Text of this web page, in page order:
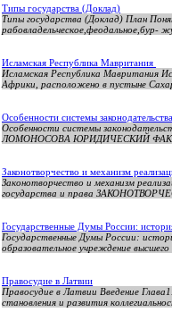
Типы государства (Доклад)
Типы государства (Доклад) План
рабовладельческое,феодальное,бур-
Исламская Республика Мавритания
Исламская Республика Мавритания
Африки, расположено в пустыне
Особенности системы
Особенности системы
ЛОМОНОСОВА ЮРИДИЧЕСКИЙ
Законотворчество и механизм
Законотворчество и механизм
государства и права
Государственные Думы России:
Государственные Думы России:
образовательное учреждение
Правосудие в Латвии
Правосудие в Латвии Введение
становления и развития